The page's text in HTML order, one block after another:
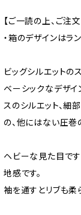
【ご一読の上、ご注文
・箱のデザインはラ
ビッグシルエットの
ベーシックなデザイ
スのシルエット、細
の、他にはない圧巻
ヘビーな見た目で
地感です。
袖を通すとリブも柔